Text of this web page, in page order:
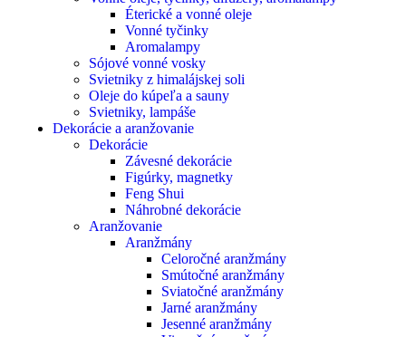
Éterické a vonné oleje
Vonné tyčinky
Aromalampy
Sójové vonné vosky
Svietniky z himalájskej soli
Oleje do kúpeľa a sauny
Svietniky, lampáše
Dekorácie a aranžovanie
Dekorácie
Závesné dekorácie
Figúrky, magnetky
Feng Shui
Náhrobné dekorácie
Aranžovanie
Aranžmány
Celoročné aranžmány
Smútočné aranžmány
Sviatočné aranžmány
Jarné aranžmány
Jesenné aranžmány